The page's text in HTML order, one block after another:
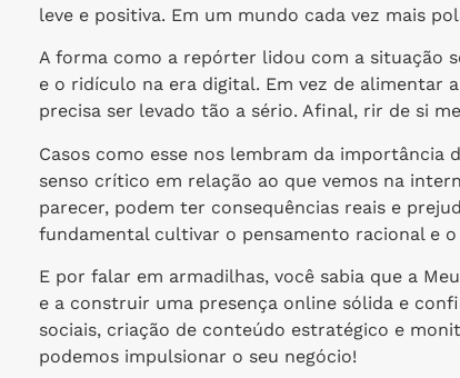
leve e positiva. Em um mundo cada vez mais
A forma como a repórter lidou com a situação
e o ridículo na era digital. Em vez de alimentar
precisa ser levado tão a sério. Afinal, rir de si
Casos como esse nos lembram da
senso crítico em relação ao que vemos na
parecer, podem ter consequências reais e
fundamental cultivar o pensamento racional e
E por falar em armadilhas, você sabia que a
e a construir uma presença online sólida e
sociais, criação de conteúdo estratégico e
podemos impulsionar o seu negócio!